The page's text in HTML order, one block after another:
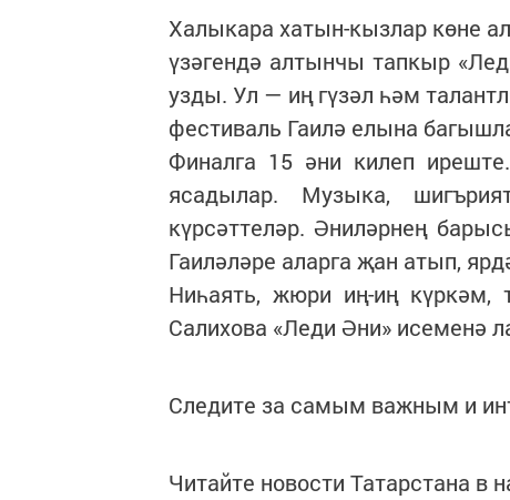
Халыкара хатын-кызлар көне
үзәгендә алтынчы тапкыр
узды. Ул — иң гүзәл һәм
фестиваль Гаилә елына
Финалга 15 әни килеп
ясадылар. Музыка,
күрсәттеләр. Әниләрнең
Гаиләләре аларга җан атып,
Ниһаять, жюри иң-иң күркәм,
Салихова «Леди Әни» исеменә
Следите за самым важным и
Читайте новости Татарстана